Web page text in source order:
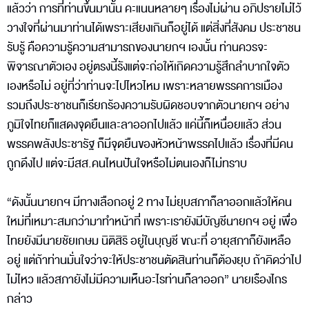
แล้วว่า การที่ท่านขึ้นมานั้น คะแนนหลายๆ เรื่องไม่ผ่าน อภิปรายไม่ไว้
วางใจที่ผ่านมาท่านได้เพราะเสียงเกินก็อยู่ได้ แต่สิ่งที่สังคม ประชาชน
รับรู้ คือความรู้ความสามารถของนายกฯ เองนั้น ท่านควรจะ
พิจารณาตัวเอง อยู่ตรงนี้รังแต่จะก่อให้เกิดความรู้สึกลำบากใจตัว
เองหรือไม่ อยู่ที่ว่าท่านจะไปไหวไหม เพราะหลายพรรคการเมือง
รวมถึงประชาชนก็เรียกร้องความรับผิดชอบจากตัวนายกฯ อย่าง
ภูมิใจไทยก็แสดงจุดยืนและลาออกไปแล้ว แค่นี้ก็เหนื่อยแล้ว ส่วน
พรรคพลังประชารัฐ ก็มีจุดยืนของหัวหน้าพรรคไปแล้ว เรื่องที่มีคน
ถูกดึงไป แต่จะมีสส.คนไหนปันใจหรือไม่ตนเองก็ไม่ทราบ
“ดังนั้นนายกฯ มีทางเลือกอยู่ 2 ทาง ไม่ยุบสภาก็ลาออกแล้วให้คน
ใหม่ที่เหมาะสมกว่ามาทำหน้าที่ เพราะเรายังมีบัญชีนายกฯ อยู่ เพื่อ
ไทยยังมีนายชัยเกษม นิติสิริ อยู่ในบุญชี ขณะที่ อายุสภาก็ยังเหลือ
อยู่ แต่ถ้าท่านมั่นใจว่าจะให้ประชาชนตัดสินท่านก็ต้องยุบ ถ้าคิดว่าไป
ไม่ไหว แล้วสภายังไม่มีความเห็นอะไรท่านก็ลาออก” นายเรืองไกร
กล่าว